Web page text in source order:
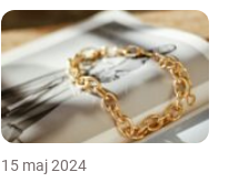
15 maj 2024